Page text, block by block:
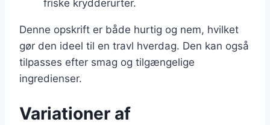
friske krydderurter.
Denne opskrift er både hurtig og nem, hvilket
gør den ideel til en travl hverdag. Den kan også
tilpasses efter smag og tilgængelige
ingredienser.
Variationer af